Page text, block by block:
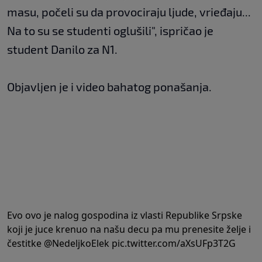
masu, počeli su da provociraju ljude, vrieđaju...
Na to su se studenti oglušili", ispričao je
student Danilo za N1.
Objavljen je i video bahatog ponašanja.
Evo ovo je nalog gospodina iz vlasti Republike Srpske
koji je juce krenuo na našu decu pa mu prenesite želje i
čestitke @NedeljkoElek pic.twitter.com/aXsUFp3T2G